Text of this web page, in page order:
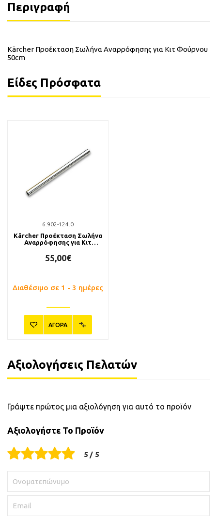
Περιγραφή
Kärcher Προέκταση Σωλήνα Αναρρόφησης για Κιτ Φούρνου
50cm
Είδες Πρόσφατα
6.902-124.0
Kärcher Προέκταση Σωλήνα
Αναρρόφησης για Κιτ
55,00€
Διαθέσιμο σε 1 - 3 ημέρες
ΑΓΟΡΑ
Αξιολογήσεις Πελατών
Γράψτε πρώτος μια αξιολόγηση για αυτό το προϊόν
Αξιολογήστε Το Προϊόν